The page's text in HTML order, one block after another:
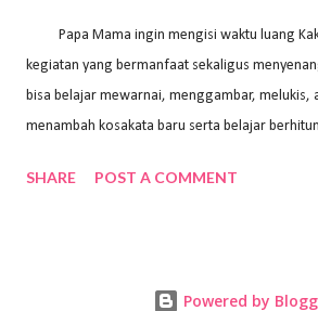
Papa Mama ingin mengisi waktu luang
kegiatan yang bermanfaat sekaligus
bisa belajar mewarnai, menggambar, melukis,
menambah kosakata baru serta belajar
kok untuk mengajar dengan metode yang fun,
SHARE POST A COMMENT
Powered by